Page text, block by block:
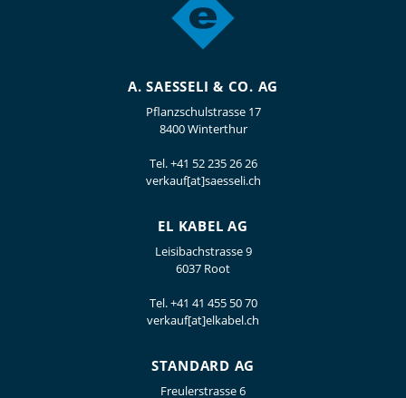
A. SAESSELI & CO. AG
Pflanzschulstrasse 17
8400 Winterthur
Tel.+41 52 235 26 26
verkauf[at]saesseli.ch
EL KABEL AG
Leisibachstrasse 9
6037 Root
Tel.+41 41 455 50 70
verkauf[at]elkabel.ch
STANDARD AG
Freulerstrasse 6